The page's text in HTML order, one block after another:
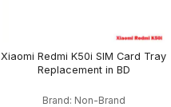
Xiaomi Redmi K50i SIM Card Tray
Replacement in BD
Brand: Non-Brand